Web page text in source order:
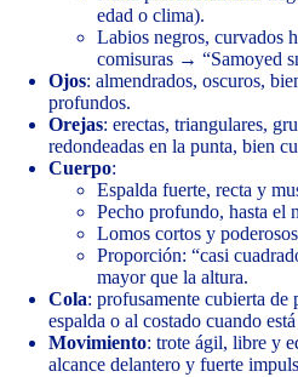
edad o clima).
Labios negros, curvados
comisuras → “Samoyed
Ojos: almendrados, oscuros,
profundos.
Orejas: erectas, triangulares,
redondeadas en la punta, bien
Cuerpo:
Espalda fuerte, recta y
Pecho profundo, hasta el
Lomos cortos y
Proporción: “casi
mayor que la altura.
Cola: profusamente cubierta de
espalda o al costado cuando
Movimiento: trote ágil, libre y
alcance delantero y fuerte